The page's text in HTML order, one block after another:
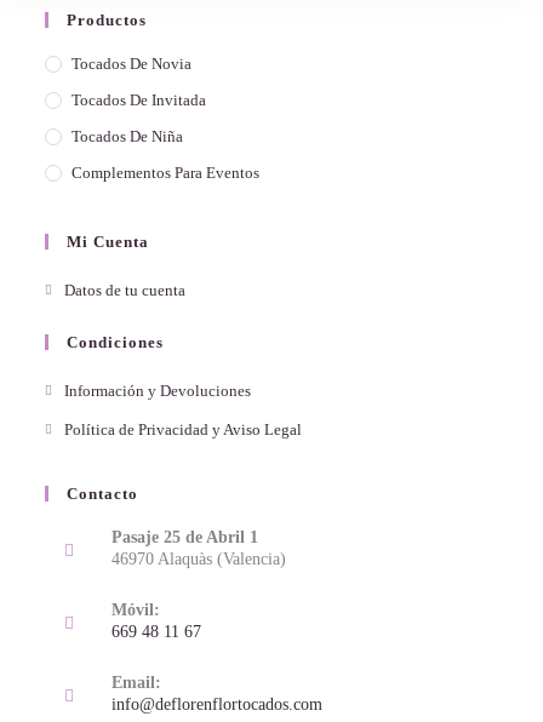
Productos
Tocados De Novia
Tocados De Invitada
Tocados De Niña
Complementos Para Eventos
Mi Cuenta
Datos de tu cuenta
Condiciones
Información y Devoluciones
Política de Privacidad y Aviso Legal
Contacto
Pasaje 25 de Abril 1
46970 Alaquàs (Valencia)
Móvil:
669 48 11 67
Email:
info@deflorenflortocados.com